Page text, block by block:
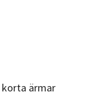
ärmar